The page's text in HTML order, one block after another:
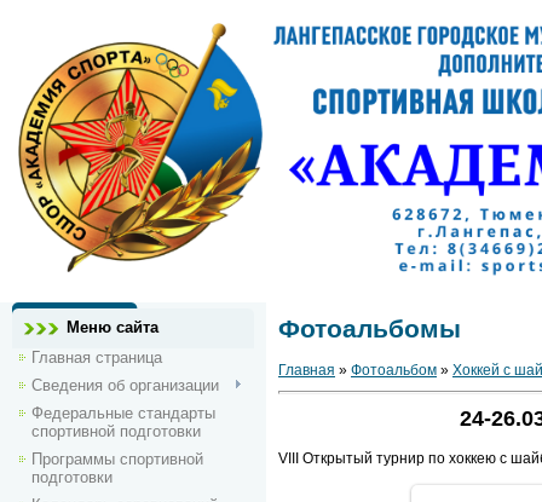
Меню сайта
Главная страница
Сведения об организации
Федеральные стандарты
спортивной подготовки
Программы спортивной
подготовки
Фотоальбомы
Главная » Фотоальбом » Хоккей с
24-
VIII Открытый турнир по хоккею с